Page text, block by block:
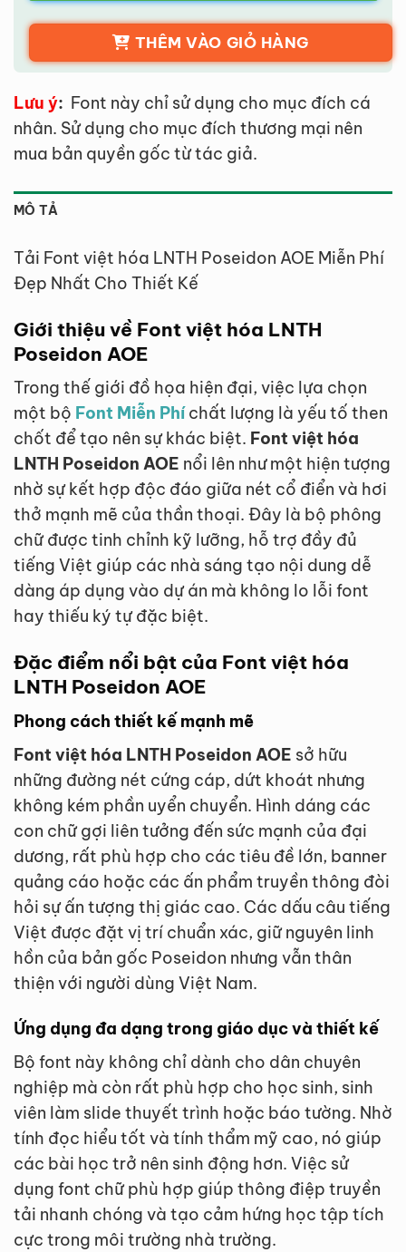
THÊM VÀO GIỎ HÀNG
Lưu ý: Font này chỉ sử dụng cho mục đích cá
nhân. Sử dụng cho mục đích thương mại nên
mua bản quyền gốc từ tác giả.
MÔ TẢ
Tải Font việt hóa LNTH Poseidon AOE Miễn Phí
Đẹp Nhất Cho Thiết Kế
Giới thiệu về Font việt hóa LNTH
Poseidon AOE
Trong thế giới đồ họa hiện đại, việc lựa chọn
một bộ Font Miễn Phíchất lượng là yếu tố then
chốt để tạo nên sự khác biệt. Font việt hóa
LNTH Poseidon AOE nổi lên như một hiện tượng
nhờ sự kết hợp độc đáo giữa nét cổ điển và hơi
thở mạnh mẽ của thần thoại. Đây là bộ phông
chữ được tinh chỉnh kỹ lưỡng, hỗ trợ đầy đủ
tiếng Việt giúp các nhà sáng tạo nội dung dễ
dàng áp dụng vào dự án mà không lo lỗi font
hay thiếu ký tự đặc biệt.
Đặc điểm nổi bật của Font việt hóa
LNTH Poseidon AOE
Phong cách thiết kế mạnh mẽ
Font việt hóa LNTH Poseidon AOE sở hữu
những đường nét cứng cáp, dứt khoát nhưng
không kém phần uyển chuyển. Hình dáng các
con chữ gợi liên tưởng đến sức mạnh của đại
dương, rất phù hợp cho các tiêu đề lớn, banner
quảng cáo hoặc các ấn phẩm truyền thông đòi
hỏi sự ấn tượng thị giác cao. Các dấu câu tiếng
Việt được đặt vị trí chuẩn xác, giữ nguyên linh
hồn của bản gốc Poseidon nhưng vẫn thân
thiện với người dùng Việt Nam.
Ứng dụng đa dạng trong giáo dục và thiết kế
Bộ font này không chỉ dành cho dân chuyên
nghiệp mà còn rất phù hợp cho học sinh, sinh
viên làm slide thuyết trình hoặc báo tường. Nhờ
tính đọc hiểu tốt và tính thẩm mỹ cao, nó giúp
các bài học trở nên sinh động hơn. Việc sử
dụng font chữ phù hợp giúp thông điệp truyền
tải nhanh chóng và tạo cảm hứng học tập tích
cực trong môi trường nhà trường.